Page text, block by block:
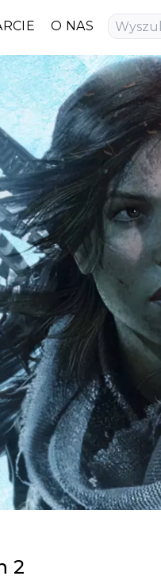
O NAS
2